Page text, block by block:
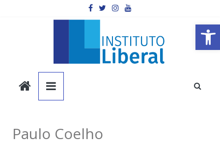
Barra de Ferramentas Aberta
Instituto
Liberal
Você
é
Paulo Coelho